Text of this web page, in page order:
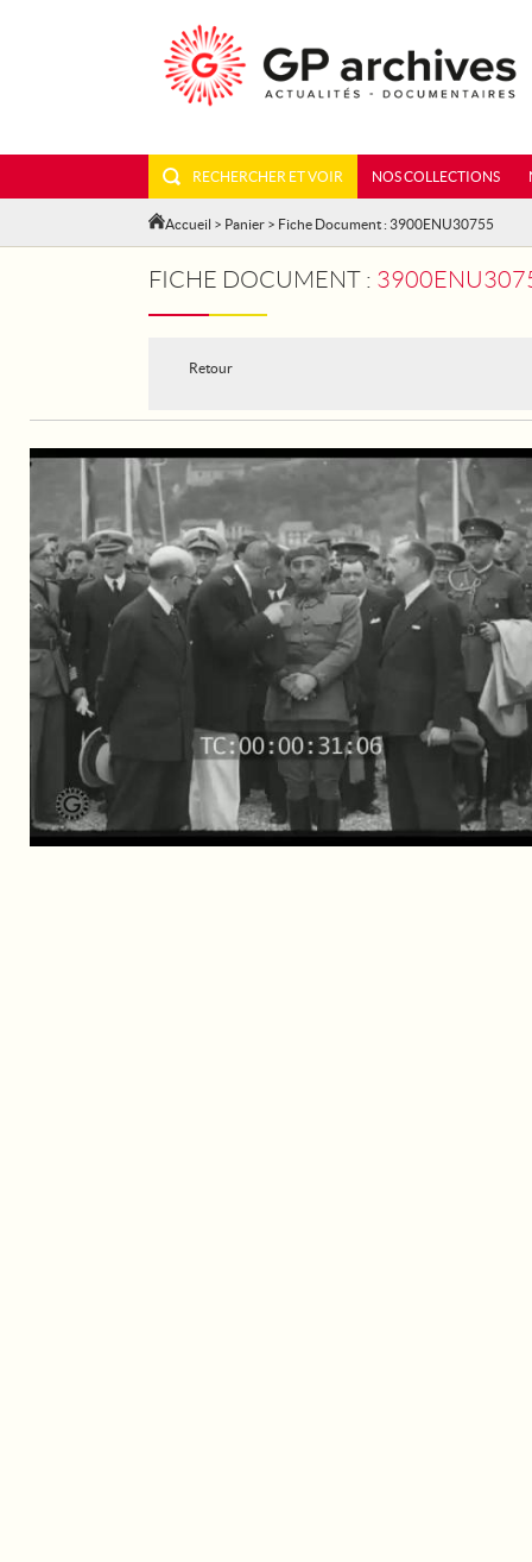
RECHERCHER ET VOIR NOS COLLECTIONS
Accueil > Panier > Fiche Document : 3900ENU30755
FICHE DOCUMENT :
Retour